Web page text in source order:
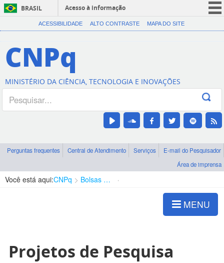
BRASIL
Acesso à informação
CORONAVÍRUS (COVID-19)
Canais
ACESSIBILIDADE ALTO CONTRASTE MAPA DO SITE
CNPq
MINISTÉRIO DA CIÊNCIA, TECNOLOGIA E INOVAÇÕES
Perguntas frequentes Central de Atendimento Serviços
E-mail do Pesquisador
Área de imprensa
Você está aqui:CNPq Bolsas e Auxílios Vigentes
MENU
Projetos de Pesquisa